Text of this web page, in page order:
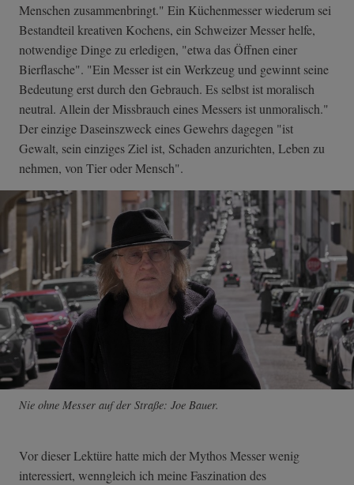
Menschen zusammenbringt." Ein Küchenmesser wiederum sei
Bestandteil kreativen Kochens, ein Schweizer Messer helfe,
notwendige Dinge zu erledigen, "etwa das Öffnen einer
Bierflasche". "Ein Messer ist ein Werkzeug und gewinnt seine
Bedeutung erst durch den Gebrauch. Es selbst ist moralisch
neutral. Allein der Missbrauch eines Messers ist unmoralisch."
Der einzige Daseinszweck eines Gewehrs dagegen "ist
Gewalt, sein einziges Ziel ist, Schaden anzurichten, Leben zu
nehmen, von Tier oder Mensch".
Nie ohne Messer auf der Straße: Joe Bauer.
Vor dieser Lektüre hatte mich der Mythos Messer wenig
interessiert, wenngleich ich meine Faszination des